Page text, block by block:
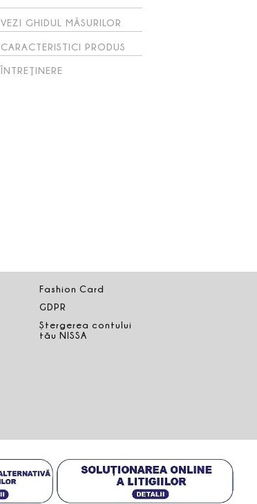
VEZI GHIDUL MĂSURILOR
CARACTERISTICI PRODUS
ÎNTREŢINERE
Fashion Card
GDPR
Ștergerea contului
tău NISSA